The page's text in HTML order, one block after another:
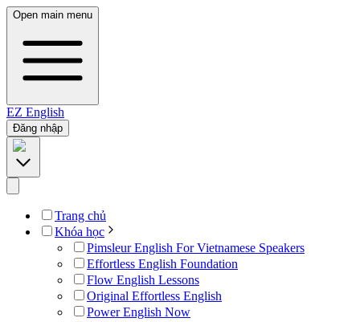
Open main menu
EZ English
Đăng nhập
Trang chủ
Khóa học
Pimsleur English For Vietnamese Speakers
Effortless English Foundation
Flow English Lessons
Original Effortless English
Power English Now